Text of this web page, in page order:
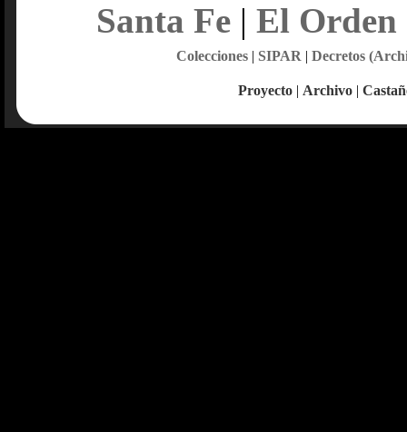
Santa Fe| El Orden
Colecciones| SIPAR | Decretos
Proyecto | Archivo |